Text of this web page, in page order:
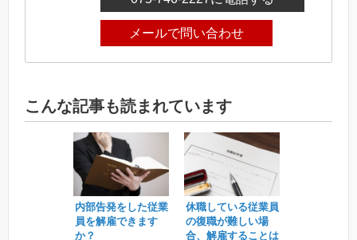
メールで問い合わせ
こんな記事も読まれています
内部告発をした従業
員を解雇できます
か？
休職している従業員
の復職が難しい場
合、解雇することは